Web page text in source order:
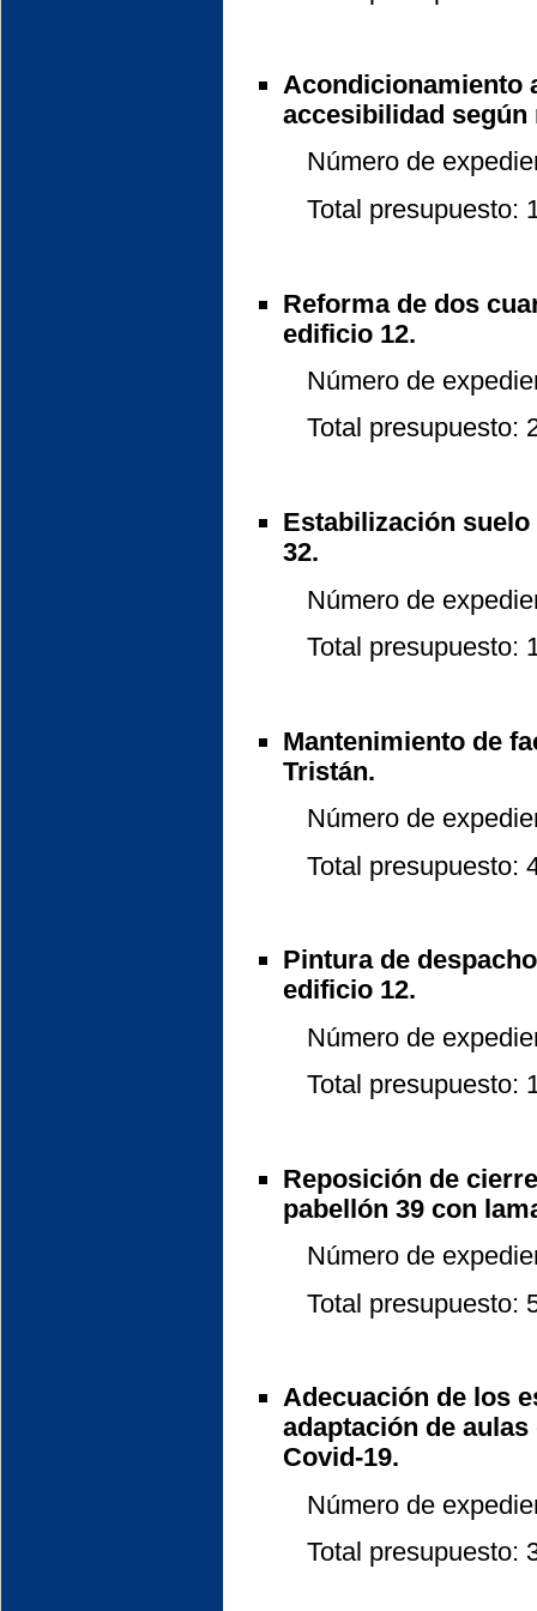
Acondicionamiento
accesibilidad según
Número de
Total presupuesto:
Reforma de dos
edificio 12.
Número de
Total presupuesto:
Estabilización
32.
Número de
Total presupuesto:
Mantenimiento de
Tristán.
Número de
Total presupuesto:
Pintura de
edificio 12.
Número de
Total presupuesto:
Reposición de
pabellón 39 con
Número de
Total presupuesto:
Adecuación de los
adaptación de
Covid-19.
Número de
Total presupuesto: